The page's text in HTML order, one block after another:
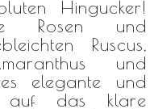
Hingucker!
Rosen und
Ruscus,
und
elegante und
auf das klare